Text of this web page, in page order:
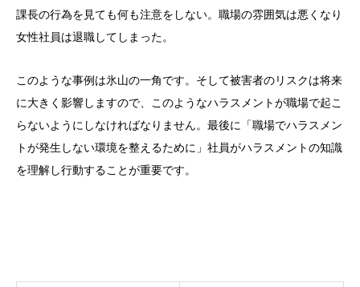
課長の行為を見ても何も注意をしない。職場の雰囲気は悪くなり
女性社員は退職してしまった。
このような事例は氷山の一角です。そして被害者のリスクは将来
に大きく影響しますので、このようなハラスメントが職場で起こ
らないようにしなければなりません。最後に「職場でハラスメン
トが発生しない環境を整えるために」社員がハラスメントの知識
を理解し行動することが重要です。